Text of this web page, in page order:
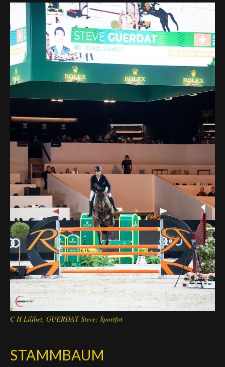
Deutsch
C H Lilibet, GUERDAT Steve; Sportfot
STAMMBAUM